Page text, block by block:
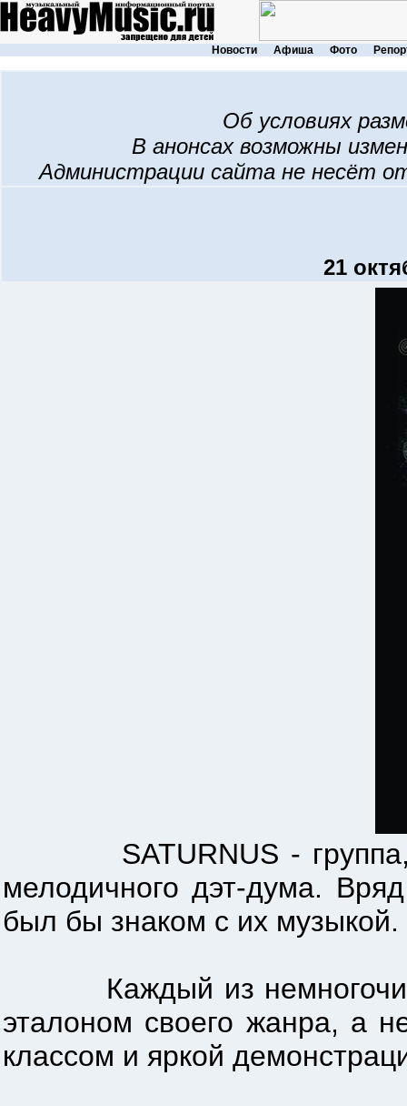
Новости Афиша Фото
Об условиях
В анонсах возможны
Администрации сайта не несёт
21
SATURNUS - группа,
мелодичного дэт-дума.
был бы знаком с их музыкой.
Каждый из
эталоном своего жанра, а
классом и яркой